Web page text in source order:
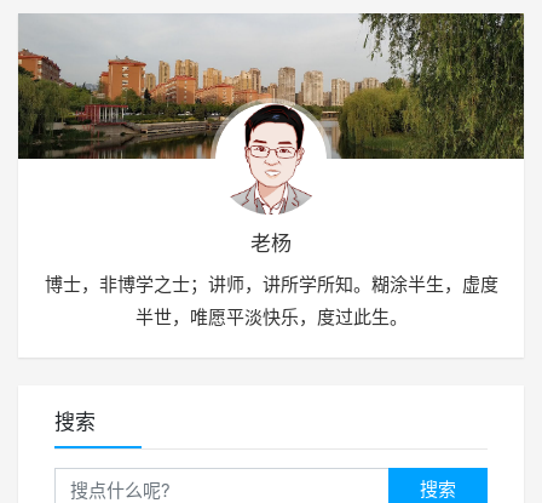
php,zend,cgi等、数据库mysql，用户（…
老杨
博士，非博学之士；讲师，讲所学所知。糊涂半生，虚度
半世，唯愿平淡快乐，度过此生。
搜索
搜索